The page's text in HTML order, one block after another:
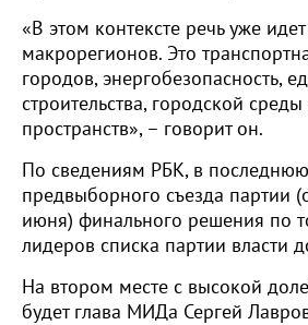
«В этом контексте речь уже
макрорегионов. Это
городов, энергобезопасность,
строительства, городской
пространств», – говорит он.
По сведениям РБК, в
предвыборного съезда партии
июня) финального решения по
лидеров списка партии власти
На втором месте с высокой
будет глава МИДа Сергей